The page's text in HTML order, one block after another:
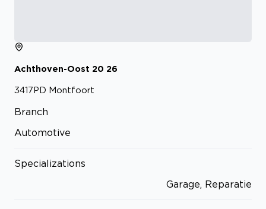
Achthoven-Oost 20 26
3417PD Montfoort
Branch
Automotive
Specializations
Garage, Reparatie